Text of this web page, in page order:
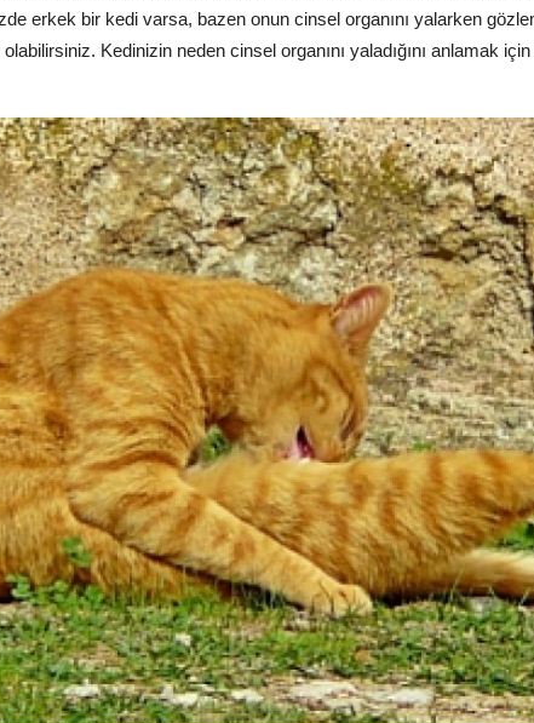
erkek bir kedi varsa, bazen onun cinsel organını yalarken
Kedinizin neden cinsel organını yaladığını anlamak